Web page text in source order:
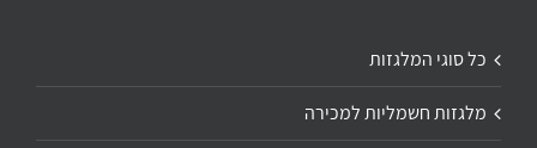
כל סוגי המלגזות
מלגזות חשמליות למכירה